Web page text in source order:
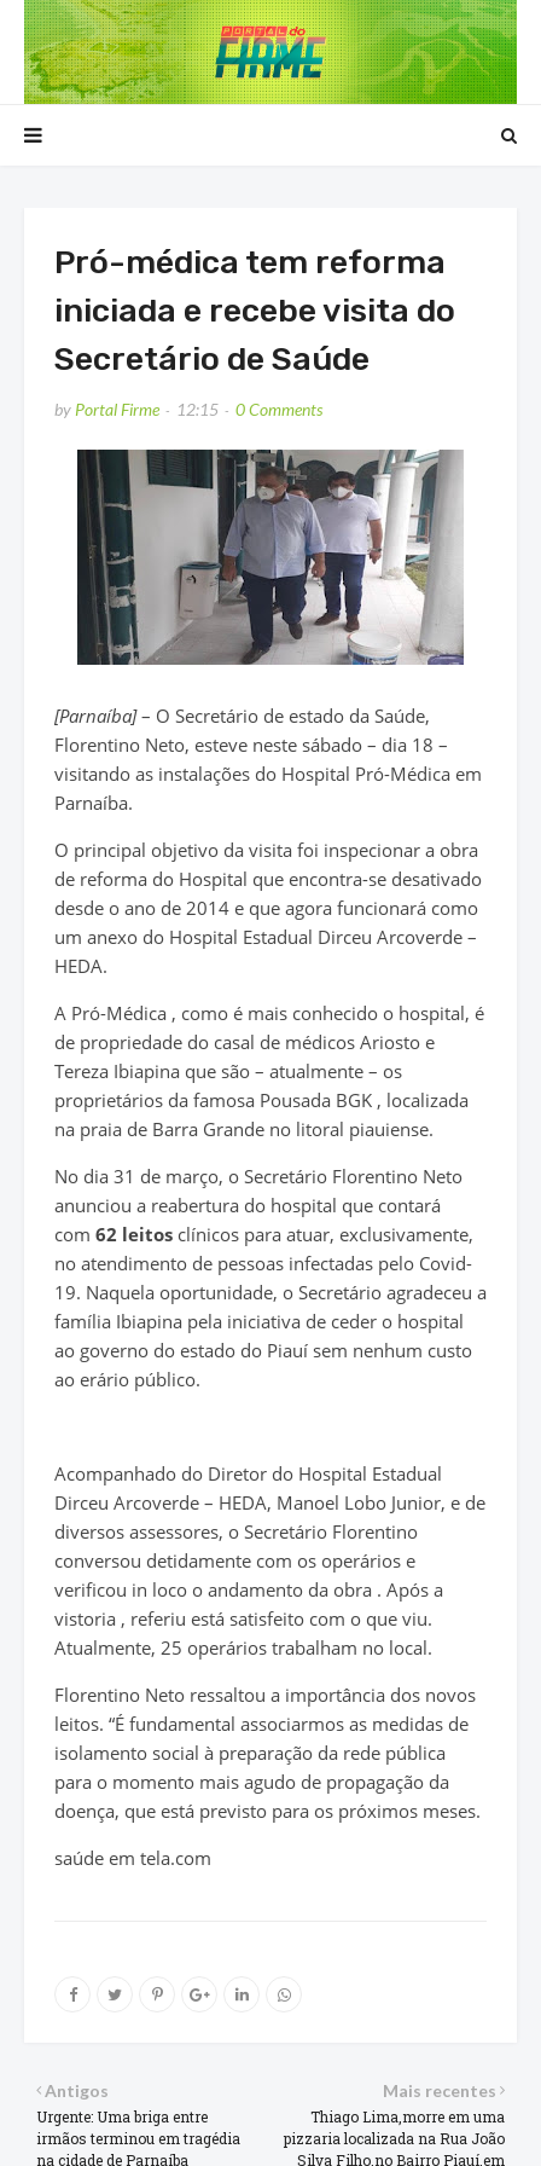
Pró-médica tem reforma
iniciada e recebe visita do
Secretário de Saúde
byPortal Firme 12:15 0 Comments
[Parnaíba]– O Secretário de estado da Saúde,
Florentino Neto, esteve neste sábado – dia 18 –
visitando as instalações do Hospital Pró-Médica em
Parnaíba.
O principal objetivo da visita foi inspecionar a obra
de reforma do Hospital que encontra-se desativado
desde o ano de 2014 e que agora funcionará como
um anexo do Hospital Estadual Dirceu Arcoverde –
HEDA.
A Pró-Médica , como é mais conhecido o hospital, é
de propriedade do casal de médicos Ariosto e
Tereza Ibiapina que são – atualmente – os
proprietários da famosa Pousada BGK , localizada
na praia de Barra Grande no litoral piauiense.
No dia 31 de março, o Secretário Florentino Neto
anunciou a reabertura do hospital que contará
com 62 leitos clínicos para atuar, exclusivamente,
no atendimento de pessoas infectadas pelo Covid-
19. Naquela oportunidade, o Secretário agradeceu a
família Ibiapina pela iniciativa de ceder o hospital
ao governo do estado do Piauí sem nenhum custo
ao erário público.
Acompanhado do Diretor do Hospital Estadual
Dirceu Arcoverde – HEDA, Manoel Lobo Junior, e de
diversos assessores, o Secretário Florentino
conversou detidamente com os operários e
verificou in loco o andamento da obra . Após a
vistoria , referiu está satisfeito com o que viu.
Atualmente, 25 operários trabalham no local.
Florentino Neto ressaltou a importância dos novos
leitos. “É fundamental associarmos as medidas de
isolamento social à preparação da rede pública
para o momento mais agudo de propagação da
doença, que está previsto para os próximos meses.
saúde em tela.com
Mais recentes
Thiago Lima,morre em uma
pizzaria localizada na Rua João
Silva Filho,no Bairro Piauí,em
Antigos
Urgente: Uma briga entre
irmãos terminou em tragédia
na cidade de Parnaíba